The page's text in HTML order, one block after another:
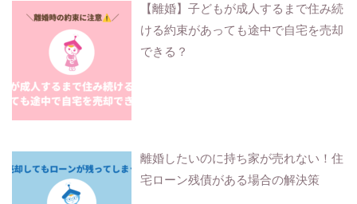
【離婚】子どもが成人するまで住み続
ける約束があっても途中で自宅を売却
できる？
離婚したいのに持ち家が売れない！住
宅ローン残債がある場合の解決策